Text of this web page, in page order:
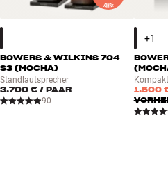
BOWERS & WILKINS 704
S3 (MOCHA)
Standlautsprecher
3.700 € / PAAR
90
1.500